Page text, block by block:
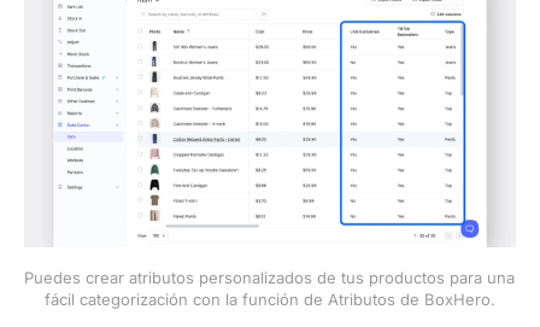
Puedes crear atributos personalizados de tus productos para una
fácil categorización con la función de Atributos de BoxHero.